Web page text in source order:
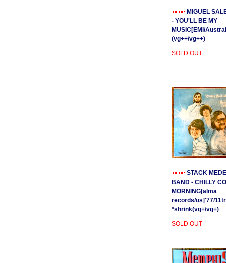
MIGUEL
- YOU'LL BE MY
MUSIC[EMI/
(vg++/vg++)
SOLD OUT
STACK
BAND - CHILLY
MORNING[alma
records/us]'77/
*shrink(vg+/vg+)
SOLD OUT